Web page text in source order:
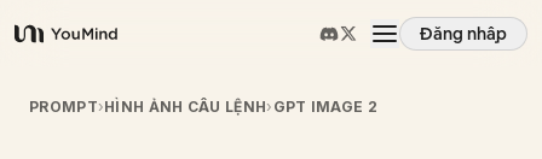
YouMind
Đăng nhập
Tổng quan
PROMPT›HÌNH ẢNH CÂU LỆNH› GPT IMAGE 2